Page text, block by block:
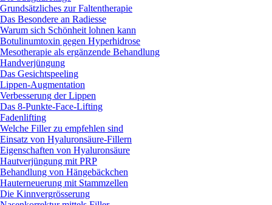
Grundsätzliches zur Faltentherapie
Das Besondere an Radiesse
Warum sich Schönheit lohnen kann
Botulinumtoxin gegen Hyperhidrose
Mesotherapie als ergänzende Behandlung
Handverjüngung
Das Gesichtspeeling
Lippen-Augmentation
Verbesserung der Lippen
Das 8-Punkte-Face-Lifting
Fadenlifting
Welche Filler zu empfehlen sind
Einsatz von Hyaluronsäure-Fillern
Eigenschaften von Hyaluronsäure
Hautverjüngung mit PRP
Behandlung von Hängebäckchen
Hauterneuerung mit Stammzellen
Die Kinnvergrösserung